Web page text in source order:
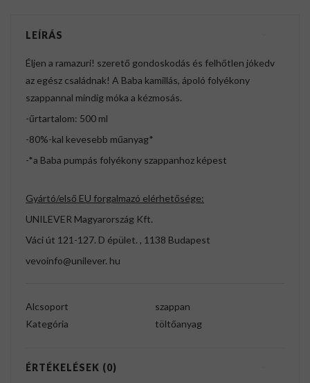
LEÍRÁS
Éljen a ramazuri! szerető gondoskodás és felhőtlen jókedv
az egész családnak! A Baba kamillás, ápoló folyékony
szappannal mindig móka a kézmosás.
-űrtartalom: 500 ml
-80%-kal kevesebb műanyag*
-*a Baba pumpás folyékony szappanhoz képest
Gyártó/első EU forgalmazó elérhetősége:
UNILEVER Magyarország Kft.
Váci út 121-127. D épület. , 1138 Budapest
vevoinfo@unilever. hu
Alcsoport
szappan
Kategória
töltőanyag
ÉRTÉKELÉSEK (0)